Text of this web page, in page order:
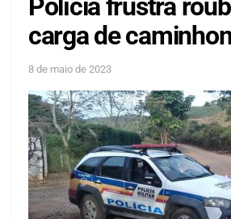
Polícia frustra
carga de
8 de maio de 2023